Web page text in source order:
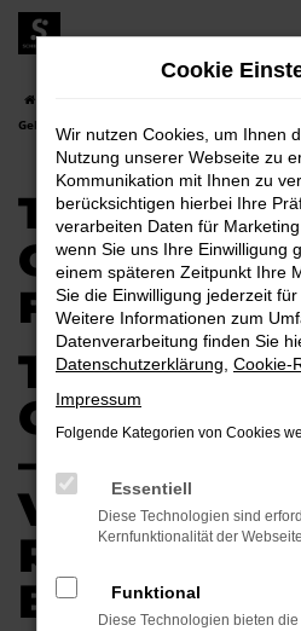
Zum
Hauptinhalt
Gebrauchtwagen für Bautzen
TOYOTA
FÜR
TOYOTA
–
R
BAUTZEN
Cookie
Wir nutzen Cookies, um Ihnen
Nutzung unserer Webseite zu
Kommunikation mit Ihnen zu
berücksichtigen hierbei Ihre
verarbeiten Daten für
wenn Sie uns Ihre Einwilligung
einem späteren Zeitpunkt Ihre
Sie die Einwilligung jederzeit
Weitere Informationen zum
Datenverarbeitung finden Sie
Datenschutzerklärung Cookie-
Impressum
Folgende Kategorien von Cookies
Essentiell
Diese Technologien sind
Kernfunktionalität der
Funktional
Diese Technologien bieten